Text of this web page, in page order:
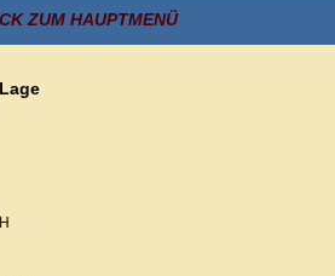
ZUM HAUPTMENÜ